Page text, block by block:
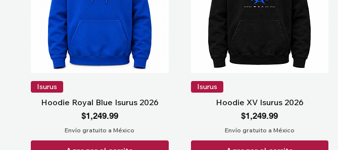
Isurus
Hoodie Royal Blue Isurus 2026
Precio
$1,249.99
Envío gratuito a México
Isurus
Hoodie XV Isurus 2026
Precio
$1,249.99
Envío gratuito a México